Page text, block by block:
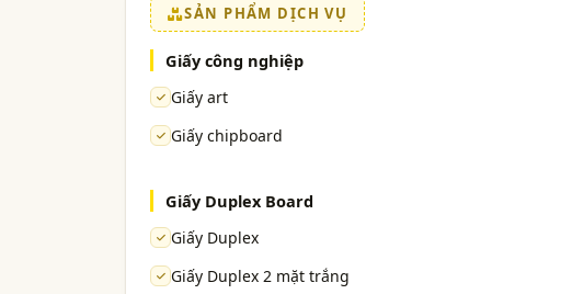
SẢN PHẨM DỊCH VỤ
Giấy công nghiệp
Giấy art
Giấy chipboard
Giấy Duplex Board
Giấy Duplex
Giấy Duplex 2 mặt trắng